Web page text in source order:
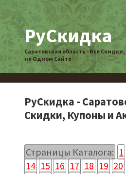
РуСкидка
Саратовская область - Все
на Одном Сайте
РуСкидка -
Скидки, Купоны и
Страницы Каталога: 1
14 15 16 17 18 19 20